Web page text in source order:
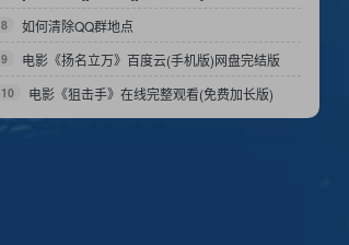
8 如何清除QQ群地点
9
电影《扬名立万》百度云(手机版)网盘完结版
【1080P中字】无删
10
电影《狙击手》在线完整观看(免费加长版)